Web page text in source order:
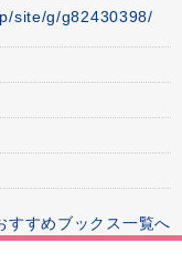
site/g/g82430398/
すすめブックス一覧へ